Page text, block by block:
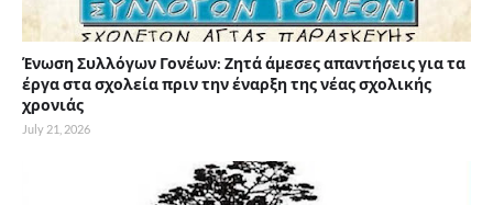
Ένωση Συλλόγων Γονέων: Ζητά άμεσες απαντήσεις για τα
έργα στα σχολεία πριν την έναρξη της νέας σχολικής
χρονιάς
July 21, 2026